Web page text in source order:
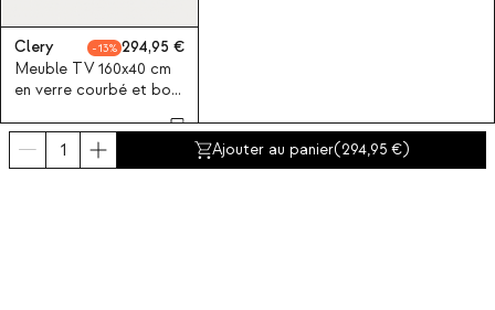
Ajouter au panier(294,95 )
Clery 13
294,95
Meuble TV 160x40 cm
en verre courbé et bois